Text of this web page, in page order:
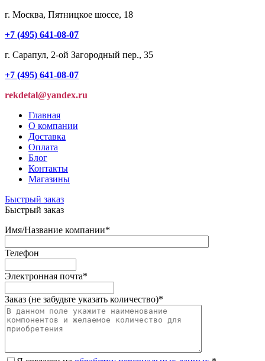
г. Москва, Пятницкое шоссе, 18
+7 (495) 641-08-07
г. Сарапул, 2-ой Загородный пер., 35
+7 (495) 641-08-07
rekdetal@yandex.ru
Главная
О компании
Доставка
Оплата
Блог
Контакты
Магазины
Быстрый заказ
Быстрый заказ
Имя/Название компании*
Телефон
Электронная почта*
Заказ (не забудьте указать количество)*